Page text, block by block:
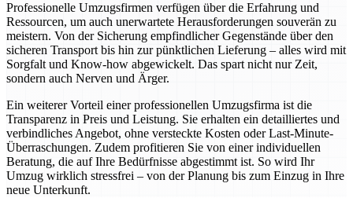
Professionelle Umzugsfirmen verfügen über die Erfahrung und
Ressourcen, um auch unerwartete Herausforderungen souverän zu
meistern. Von der Sicherung empfindlicher Gegenstände über den
sicheren Transport bis hin zur pünktlichen Lieferung – alles wird mit
Sorgfalt und Know-how abgewickelt. Das spart nicht nur Zeit,
sondern auch Nerven und Ärger.
Ein weiterer Vorteil einer professionellen Umzugsfirma ist die
Transparenz in Preis und Leistung. Sie erhalten ein detailliertes und
verbindliches Angebot, ohne versteckte Kosten oder Last-Minute-
Überraschungen. Zudem profitieren Sie von einer individuellen
Beratung, die auf Ihre Bedürfnisse abgestimmt ist. So wird Ihr
Umzug wirklich stressfrei – von der Planung bis zum Einzug in Ihre
neue Unterkunft.